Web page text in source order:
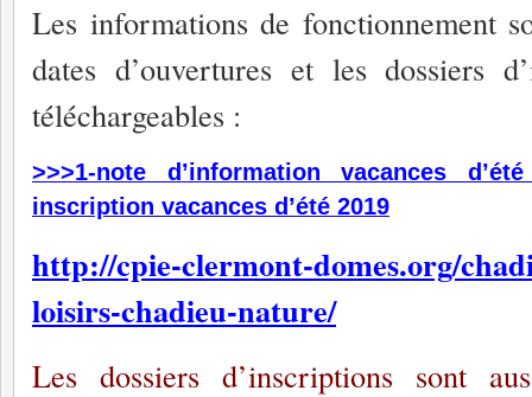
Les informations de fonctionnement
dates d’ouvertures et les dossiers
téléchargeables :
>>>1-note d’information vacances
inscription vacances d’été 2019
http://cpie-clermont-domes.org/
loisirs-chadieu-nature/
Les dossiers d’inscriptions sont